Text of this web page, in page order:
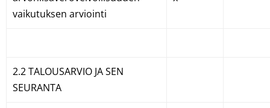
vaikutuksen arviointi
2.2 TALOUSARVIO JA SEN
SEURANTA